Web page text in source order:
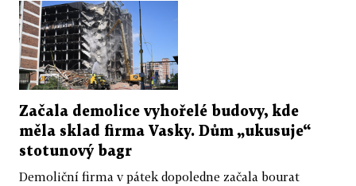
Začala demolice vyhořelé budovy, kde
měla sklad firma Vasky. Dům „ukusuje“
stotunový bagr
Demoliční firma v pátek dopoledne začala bourat